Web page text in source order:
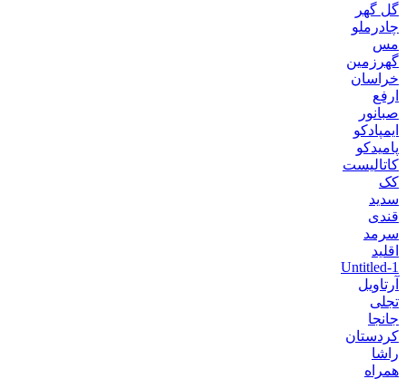
گل گهر
چادرملو
مس
گهرزمین
خراسان
ارفع
صبانور
ایمپادکو
پامیدکو
کاتالیست
کک
سدید
قندی
سرمد
اقلید
Untitled-1
آرتاویل
تجلی
جانجا
کردستان
راشا
همراه